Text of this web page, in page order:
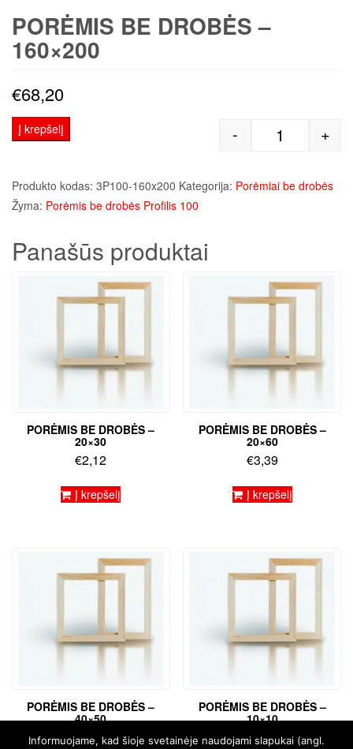
PORĖMIS BE DROBĖS –
160×200
€68,20
produkto
- +
Į krepšelį
Produkto kodas: 3P100-160x200 Kategorija: Porėmiai be drobės
Žyma: Porėmis be drobės Profilis 100
Panašūs produktai
PORĖMIS BE DROBĖS –
20×30
€2,12
Į krepšelį
PORĖMIS BE DROBĖS –
20×60
€3,39
Į krepšelį
PORĖMIS BE DROBĖS –
40×50
€3,82
PORĖMIS BE DROBĖS –
10×10
€ 0,85
Informuojame, kad šioje svetainėje naudojami slapukai (angl.